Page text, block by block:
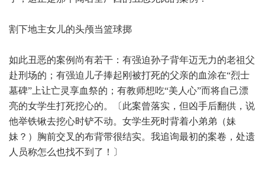
割下地主女儿的头颅当篮球掷
如此丑恶的案例尚有若干：有强迫孙子背年迈无力的老祖父
赴刑场的；有强迫儿子捧起刚被打死的父亲的血涂在“烈士
墓碑”上让亡灵享血祭的；有教师想吃“美人心”而将自己漂
亮的女学生打死挖心的。〔此案曾落实，但凶手后翻供，说
他举铁锹去挖心时铲不动。女学生死时背着小弟弟（妹
妹？）胸前交叉的布背带很结实。我追询最初的案卷，处遗
人员称怎么也找不到了！〕